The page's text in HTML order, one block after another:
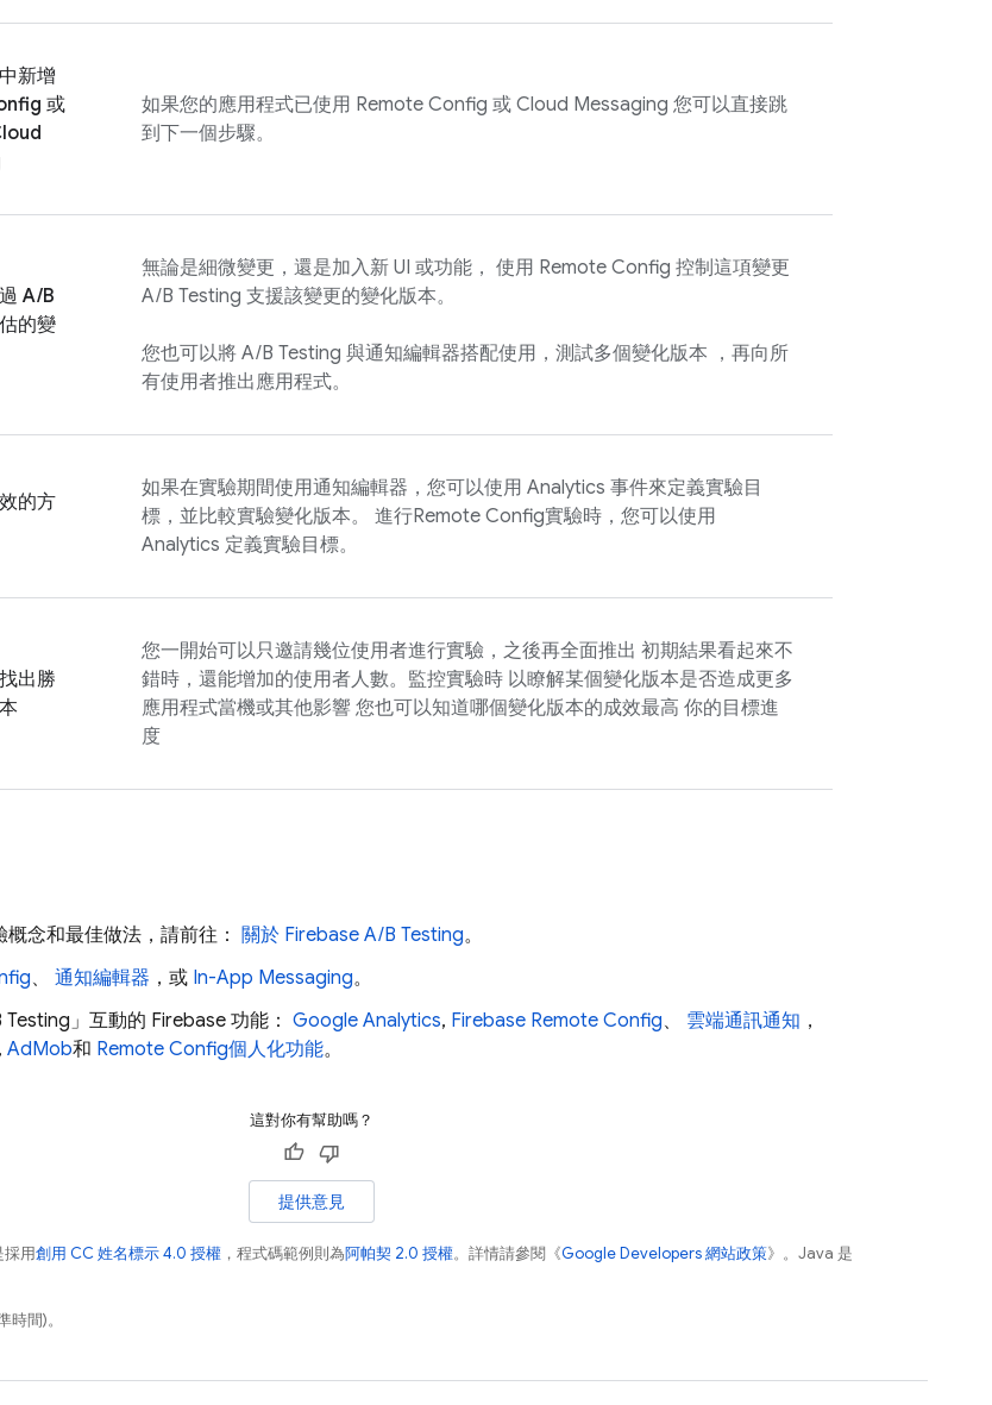
新增
或
如果您的應用程式已使用 Remote Config 或 Cloud Messaging 您可以直接跳
到下一個步驟。
A/B
的變
無論是細微變更，還是加入新 UI 或功能， 使用 Remote Config 控制這項變更
A/B Testing 支援該變更的變化版本。
您也可以將 A/B Testing 與通知編輯器搭配使用，測試多個變化版本 ，再向所
有使用者推出應用程式。
的方
如果在實驗期間使用通知編輯器，您可以使用 Analytics 事件來定義實驗目
標，並比較實驗變化版本。 進行Remote Config實驗時，您可以使用
Analytics 定義實驗目標。
出勝
您一開始可以只邀請幾位使用者進行實驗，之後再全面推出 初期結果看起來不
錯時，還能增加的使用者人數。監控實驗時 以瞭解某個變化版本是否造成更多
應用程式當機或其他影響 您也可以知道哪個變化版本的成效最高 你的目標進
度
概念和最佳做法，請前往： 關於 Firebase A/B Testing。
、 通知編輯器 ，或 In-App Messaging。
Testing」互動的 Firebase 功能： Google Analytics, Firebase Remote Config、 雲端通訊通知 ，
, AdMob和 Remote Config個人化功能。
這對你有幫助嗎？
提供意見
採用創用 CC 姓名標示 4.0 授權 ，程式碼範例則為阿帕契 2.0 授權。詳情請參閱《Google Developers 網站政策》。Java 是
間)。